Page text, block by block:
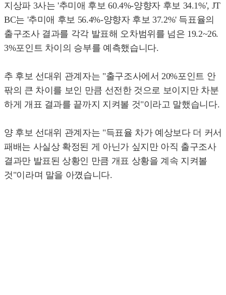
지상파 3사는 '추미애 후보 60.4%-양향자 후보 34.1%', JT
BC는 '추미애 후보 56.4%-양향자 후보 37.2%' 득표율의
출구조사 결과를 각각 발표해 오차범위를 넘은 19.2~26.
3%포인트 차이의 승부를 예측했습니다.
추 후보 선대위 관계자는 "출구조사에서 20%포인트 안
팎의 큰 차이를 보인 만큼 선전한 것으로 보이지만 차분
하게 개표 결과를 끝까지 지켜볼 것"이라고 말했습니다.
양 후보 선대위 관계자는 "득표율 차가 예상보다 더 커서
패배는 사실상 확정된 게 아닌가 싶지만 아직 출구조사
결과만 발표된 상황인 만큼 개표 상황을 계속 지켜볼
것"이라며 말을 아꼈습니다.